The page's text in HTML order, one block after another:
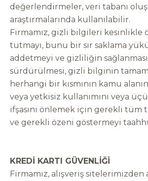
değerlendirmeler, veri tabanı
araştırmalarında kullanılabilir.
Firmamız, gizli bilgileri kesinlikle
tutmayı, bunu bir sır saklama
addetmeyi ve gizliliğin
sürdürülmesi, gizli bilginin
herhangi bir kısmının kamu
veya yetkisiz kullanımını veya
ifşasını önlemek için gerekli tüm
ve gerekli özeni göstermeyi
KREDİ KARTI GÜVENLİĞİ
Firmamız, alışveriş sitelerimizden